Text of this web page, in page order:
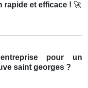
rapide et efficace ! 🚀
pour un
saint georges ?